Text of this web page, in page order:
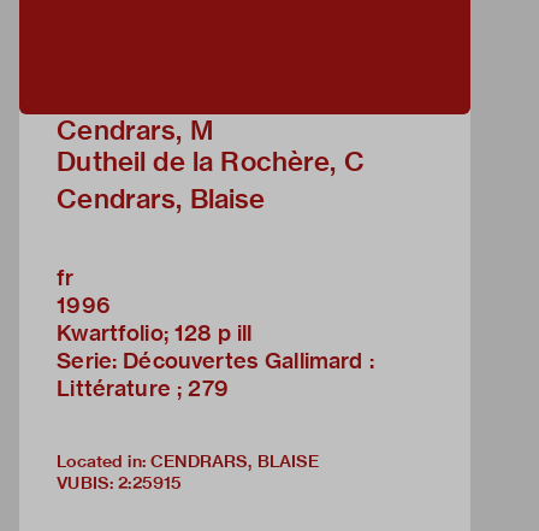
Cendrars, M
Dutheil de la Rochère, C
Cendrars, Blaise
fr
1996
Kwartfolio; 128 p ill
Serie: Découvertes Gallimard :
Littérature ; 279
Located in: CENDRARS, BLAISE
VUBIS: 2:25915